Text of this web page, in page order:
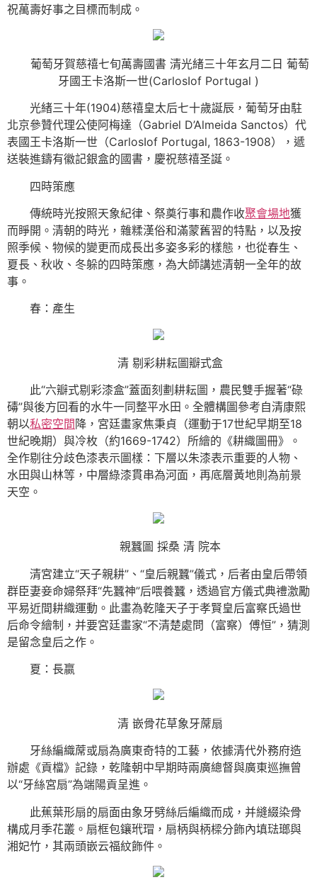
祝萬壽好事之目標而制成。
葡萄牙賀慈禧七旬萬壽國書 清光緒三十年玄月二日 葡萄
牙國王卡洛斯一世(CarlosⅠof Portugal )
光緒三十年(1904)慈禧皇太后七十歲誕辰，葡萄牙由駐
北京參贊代理公使阿梅達（Gabriel D’Almeida Sanctos）代
表國王卡洛斯一世（CarlosⅠof Portugal, 1863-1908），遞
送裝進鑄有徽記銀盒的國書，慶祝慈禧圣誕。
四時策應
傳統時光按照天象紀律、祭奠行事和農作收聚會場地獲
而睜開。清朝的時光，雜糅漢俗和滿蒙舊習的特點，以及按
照季候、物候的變更而成長出多姿多彩的樣態，也從春生、
夏長、秋收、冬躲的四時策應，為大師講述清朝一全年的故
事。
春：產生
清 剔彩耕耘圖瓣式盒
此“六瓣式剔彩漆盒”蓋面刻劃耕耘圖，農民雙手握著“碌
碡”與後方回看的水牛一同整平水田。全體構圖參考自清康熙
朝以私密空間 降，宮廷畫家焦秉貞（運動于17世紀早期至18
世紀晚期）與冷枚（約1669-1742）所繪的《耕織圖冊》。
全作剔往分歧色漆表示圖樣：下層以朱漆表示重要的人物、
水田與山林等，中層綠漆貫串為河面，再底層黃地則為前景
天空。
親蠶圖 採桑 清 院本
清宮建立“天子親耕”、“皇后親蠶”儀式，后者由皇后帶領
群臣妻妾命婦祭拜“先蠶神”后喂養蠶，透過官方儀式典禮激勵
平易近間耕織運動。此畫為乾隆天子于孝賢皇后富察氏過世
后命令繪制，并要宮廷畫家“不清楚處問（富察）傅恒”，猜測
是留念皇后之作。
夏：長嬴
清 嵌骨花草象牙蓆扇
牙絲編織蓆或扇為廣東奇特的工藝，依據清代外務府造
辦處《貢檔》記錄，乾隆朝中早期時兩廣總督與廣東巡撫曾
以“牙絲宮扇”為端陽貢呈進。
此蕉葉形扇的扇面由象牙劈絲后編織而成，并縫綴染骨
構成月季花叢。扇框包鑲玳瑁，扇柄與柄樑分飾內填琺瑯與
湘妃竹，其兩頭嵌云福紋飾件。